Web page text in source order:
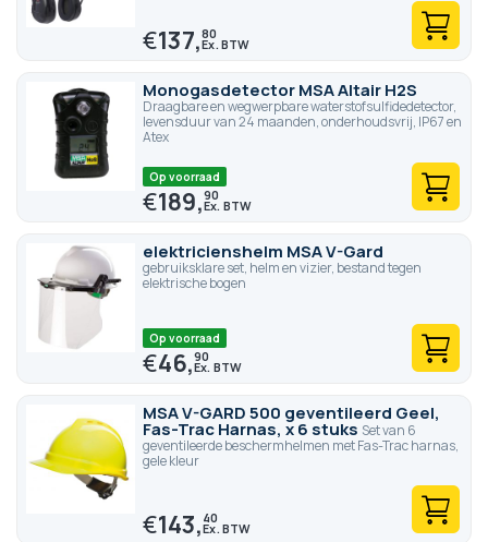
€137,80
Monogasdetector MSA Altair H2S
Draagbare en wegwerpbare waterstofsulfidedetector,
levensduur van 24 maanden, onderhoudsvrij, IP67 en
Atex
Op voorraad
€189,90
elektricienshelm MSA V-Gard
gebruiksklare set, helm en vizier, bestand tegen
elektrische bogen
Op voorraad
€46,90
MSA V-GARD 500 geventileerd Geel,
Fas-Trac Harnas, x 6 stuks Set van 6
geventileerde beschermhelmen met Fas-Trac harnas,
gele kleur
€143,40